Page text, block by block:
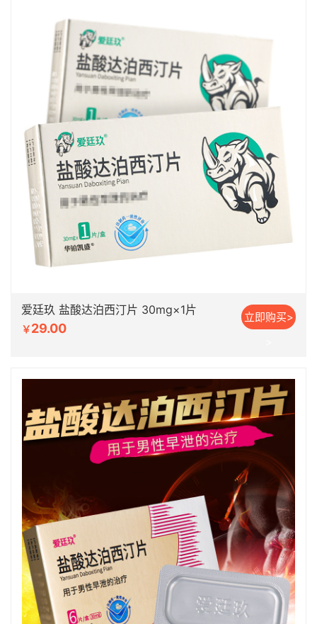
爱廷玖 盐酸达泊西汀片 30mg×1片
￥29.00
立即购买>